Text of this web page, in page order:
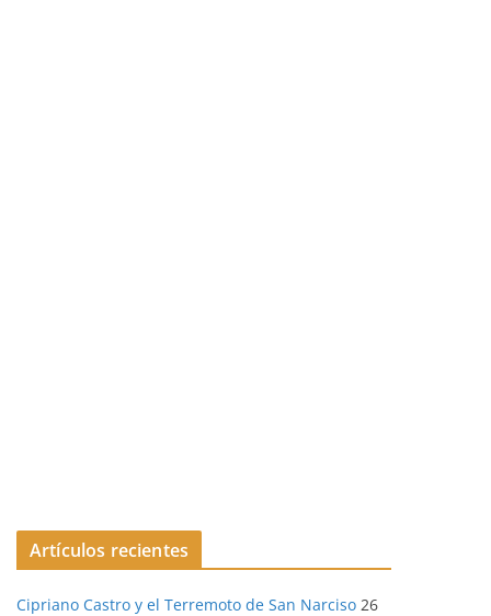
Artículos recientes
Cipriano Castro y el Terremoto de San Narciso 26